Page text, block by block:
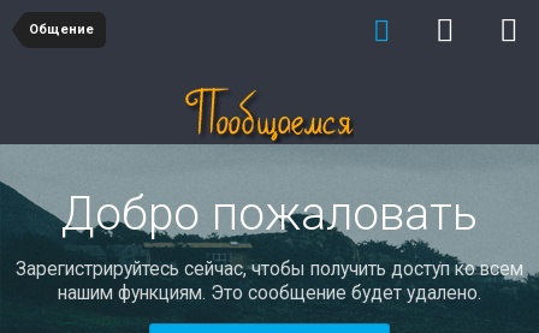
Общение
Добро пожаловать
Зарегистрируйтесь сейчас, чтобы получить доступ ко всем
нашим функциям. Это сообщение будет удалено.